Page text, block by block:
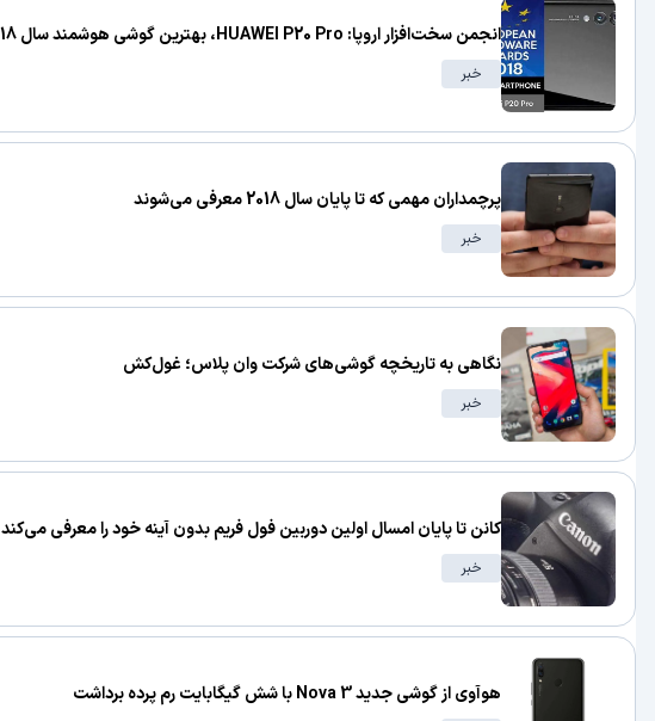
انجمن سخت‌افزار اروپا: HUAWEI P20 Pro، بهترین گوشی هوشمند سال 2018
خبر
پرچمداران مهمی که تا پایان سال 2018 معرفی می‌شوند
خبر
نگاهی به تاریخچه گوشی‌های شرکت وان ‌پلاس؛ غول‌کش
خبر
کانن تا پایان امسال اولین دوربین فول فریم بدون آینه خود را معرفی می‌کند
خبر
هوآوی از گوشی جدید Nova 3 با شش گیگابایت رم پرده برداشت